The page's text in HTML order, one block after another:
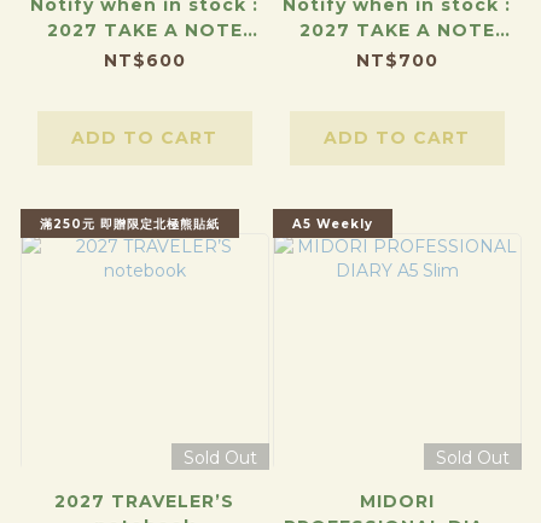
Notify when in stock :
2027 TAKE A NOTE
MINI PLANNER A6
NT$600
ADD TO CART
Notify when in stock :
2027 TAKE A NOTE
MEDIUM WEEKS
NT$700
ADD TO CART
滿250元 即贈限定北極熊貼紙
Sold Out
2027 TRAVELER’S
A5 Weekly
Sold Out
MIDORI